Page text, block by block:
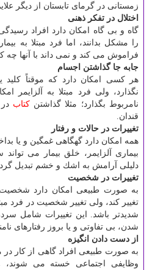
زمستانی در گرمای تابستان از دیگر
اختلال در تفكر ذهنی
گاه و بی گاه امكان دارد افراد
را مشكل بدانند، اما فرد مبتلا به
فراموش می كند و نمی داند با آنها چه
جابه جا گذاشتن اجسام
هر كسی امكان دارد كه موقتاً
نگذارد، ولی فرد مبتلا به آلزایمر
نامربوط بگذارد؛ مثلا گذاشتنكتاب
قندان.
تغییرات در حالات و رفتار
همه امكان دارد گهگاهی غمگین و یا
بیماری آلزایمر، خلق بیمار می
دلیلی آرامش به اشك و خشم تبدیل
تغییرات در شخصیت
به صورت طبیعی امكان دارد
تغییر كند، ولی تغییر شخصیت در فرد
شدیدتر باشد. این تغییرات شامل
شدن، بی تفاوتی و یا بروز رفتارهای
از دست دادن انگیزه
به صورت طبیعی افراد گاهی از كار در
وظایفی اجتماعی خسته می شوند،